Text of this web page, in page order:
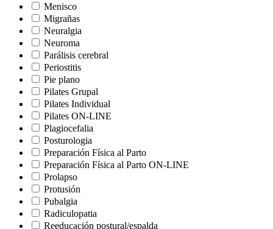
Menisco
Migrañas
Neuralgia
Neuroma
Parálisis cerebral
Periostitis
Pie plano
Pilates Grupal
Pilates Individual
Pilates ON-LINE
Plagiocefalia
Posturologia
Preparación Física al Parto
Preparación Física al Parto ON-LINE
Prolapso
Protusión
Pubalgia
Radiculopatia
Reeducación postural/espalda